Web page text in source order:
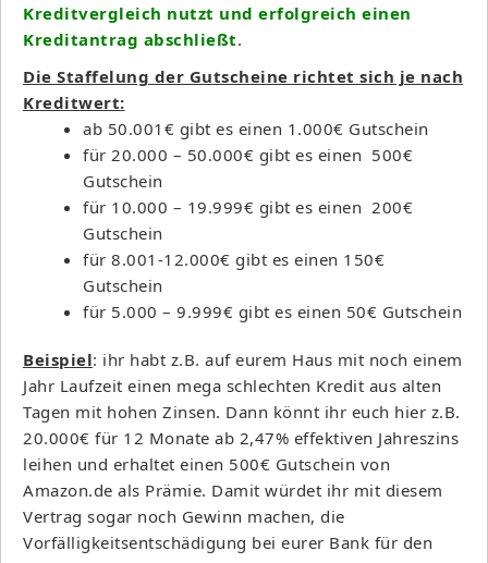
Kreditvergleich nutzt und erfolgreich einen
Kreditantrag abschließt.
Die Staffelung der Gutscheine richtet sich je nach
Kreditwert:
ab 50.001€ gibt es einen 1.000€ Gutschein
für 20.000 – 50.000€ gibt es einen 500€
Gutschein
für 10.000 – 19.999€ gibt es einen 200€
Gutschein
für 8.001-12.000€ gibt es einen 150€
Gutschein
für 5.000 – 9.999€ gibt es einen 50€ Gutschein
Beispiel: ihr habt z.B. auf eurem Haus mit noch einem
Jahr Laufzeit einen mega schlechten Kredit aus alten
Tagen mit hohen Zinsen. Dann könnt ihr euch hier z.B.
20.000€ für 12 Monate ab 2,47% effektiven Jahreszins
leihen und erhaltet einen 500€ Gutschein von
Amazon.de als Prämie. Damit würdet ihr mit diesem
Vertrag sogar noch Gewinn machen, die
Vorfälligkeitsentschädigung bei eurer Bank für den